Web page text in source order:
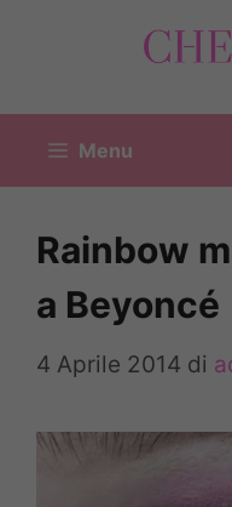
Menu
Rainbow
a Beyoncé
4 Aprile 2014 di